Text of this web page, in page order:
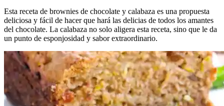
Esta receta de brownies de chocolate y calabaza es una propuesta
deliciosa y fácil de hacer que hará las delicias de todos los amantes
del chocolate. La calabaza no solo aligera esta receta, sino que le da
un punto de esponjosidad y sabor extraordinario.